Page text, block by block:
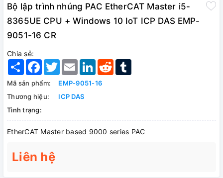
Bộ lập trình nhúng PAC EtherCAT Master i5-
8365UE CPU + Windows 10 IoT ICP DAS EMP-
9051-16 CR
Chia sẻ:
Share Facebook
TwitterEmail LinkedInReddit
Mã sản phẩm:
EMP-9051-16
Thương hiệu:
ICP DAS
Tình trạng:
EtherCAT Master based 9000 series PAC
Liên hệ